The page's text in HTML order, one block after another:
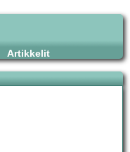
Artikkelit